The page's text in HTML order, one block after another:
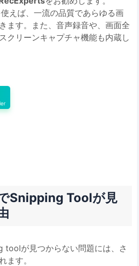
えば、一流の品質であらゆる画
ます。また、音声録音や、画面全
クリーンキャプチャ機能も内蔵し
Snipping Toolが見
toolが見つからない問題には、さ
ます。